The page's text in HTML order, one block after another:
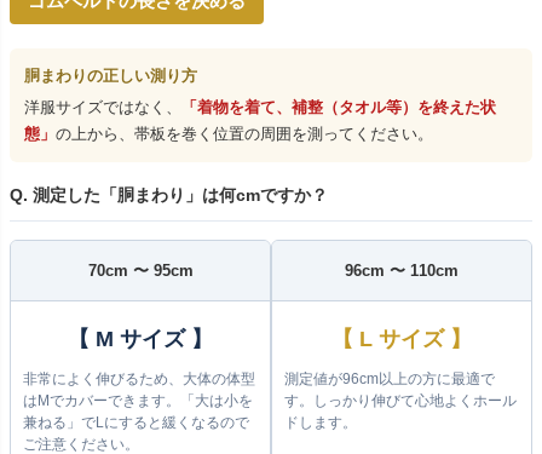
胴まわりの正しい測り方
洋服サイズではなく、
「着物を着て、補整（タオル等）を終えた状
態」 の上から、帯板を巻く位置の周囲を測ってください。
Q. 測定した「胴まわり」は何cmですか？
70cm 〜 95cm
【 M サイズ 】
非常によく伸びるため、大体の体型
はMでカバーできます。「大は小を
兼ねる」でLにすると緩くなるので
ご注意ください。
96cm 〜 110cm
【 L サイズ 】
測定値が96cm以上の方に最適で
す。しっかり伸びて心地よくホール
ドします。